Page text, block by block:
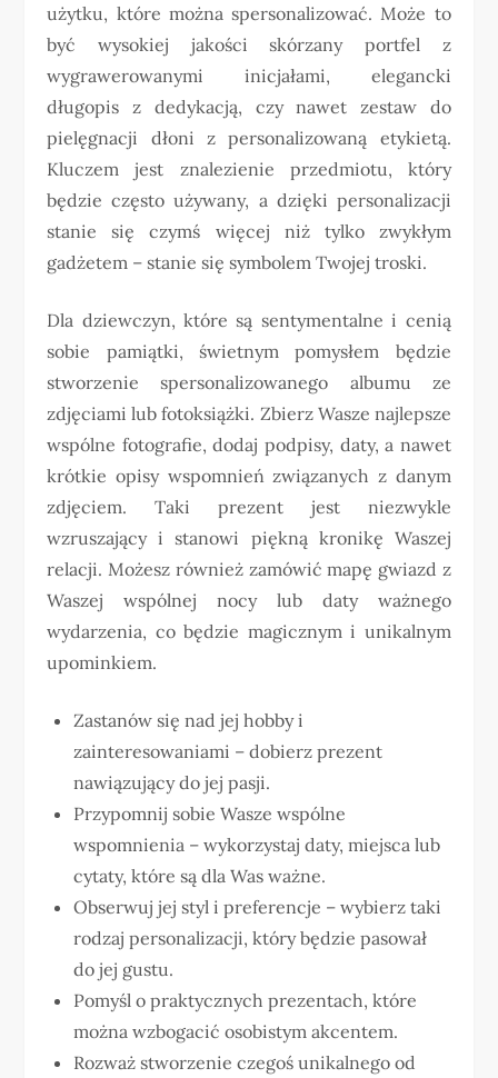
użytku, które można spersonalizować. Może to
być wysokiej jakości skórzany portfel z
wygrawerowanymi inicjałami, elegancki
długopis z dedykacją, czy nawet zestaw do
pielęgnacji dłoni z personalizowaną etykietą.
Kluczem jest znalezienie przedmiotu, który
będzie często używany, a dzięki personalizacji
stanie się czymś więcej niż tylko zwykłym
gadżetem – stanie się symbolem Twojej troski.
Dla dziewczyn, które są sentymentalne i cenią
sobie pamiątki, świetnym pomysłem będzie
stworzenie spersonalizowanego albumu ze
zdjęciami lub fotoksiążki. Zbierz Wasze najlepsze
wspólne fotografie, dodaj podpisy, daty, a nawet
krótkie opisy wspomnień związanych z danym
zdjęciem. Taki prezent jest niezwykle
wzruszający i stanowi piękną kronikę Waszej
relacji. Możesz również zamówić mapę gwiazd z
Waszej wspólnej nocy lub daty ważnego
wydarzenia, co będzie magicznym i unikalnym
upominkiem.
Zastanów się nad jej hobby i
zainteresowaniami – dobierz prezent
nawiązujący do jej pasji.
Przypomnij sobie Wasze wspólne
wspomnienia – wykorzystaj daty, miejsca lub
cytaty, które są dla Was ważne.
Obserwuj jej styl i preferencje – wybierz taki
rodzaj personalizacji, który będzie pasował
do jej gustu.
Pomyśl o praktycznych prezentach, które
można wzbogacić osobistym akcentem.
Rozważ stworzenie czegoś unikalnego od